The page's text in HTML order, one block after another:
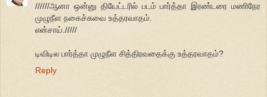
//////ஆனா ஒன்னு தியேட்டரில் படம் பார்த்தா இரண்டரை மணிநேர
முழுநீள நகைச்சுவை உத்தரவாதம்.
என்சாய்./////
டிவிடில பார்த்தா முழுநீள சித்திரவதைக்கு உத்தரவாதம்?
Reply